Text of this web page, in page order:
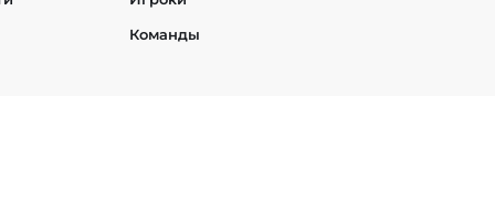
Команды